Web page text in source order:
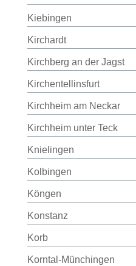
Kiebingen
Kirchardt
Kirchberg an der Jagst
Kirchentellinsfurt
Kirchheim am Neckar
Kirchheim unter Teck
Knielingen
Kolbingen
Köngen
Konstanz
Korb
Korntal-Münchingen